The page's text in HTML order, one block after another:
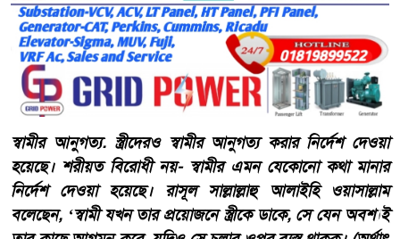
স্বামীর আনুগত্য. স্ত্রীদেরও স্বামীর আনুগত্য করার নির্দেশ দেওয়া
হয়েছে। শরীয়ত বিরোধী নয়- স্বামীর এমন যেকোনো কথা মানার
নির্দেশ দেওয়া হয়েছে। রাসূল সাল্লাল্লাহু আলাইহি ওয়াসাল্লাম
বলেছেন, ‘স্বামী যখন তার প্রয়োজনে স্ত্রীকে ডাকে, সে যেন অবশ্যই